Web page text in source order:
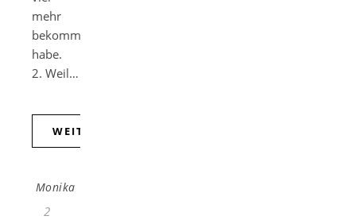
mehr
bekommen
habe.
2. Weil…
WEITERLESEN
Monika
2